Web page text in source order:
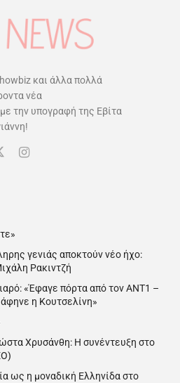
και άλλα πολλά
νέα
την υπογραφή της Εβίτα
γενιάς αποκτούν νέο ήχο:
Ρακιντζή
«Έφαγε πόρτα από τον ΑΝΤ1 –
η Κουτσελίνη»
Χρυσάνθη: Η συνέντευξη στο
ως η μοναδική Ελληνίδα στο